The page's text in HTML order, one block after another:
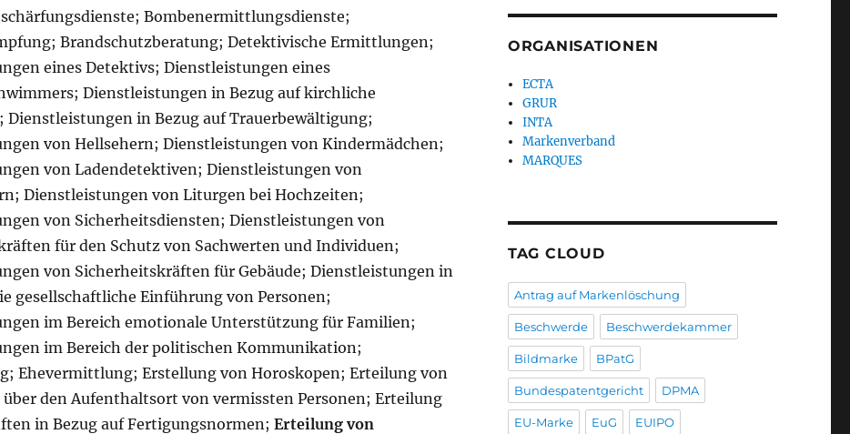
Bombenermittlungsdienste;
Brandschutzberatung; Detektivische Ermittlungen;
eines Detektivs; Dienstleistungen eines
Dienstleistungen in Bezug auf kirchliche
Dienstleistungen in Bezug auf Trauerbewältigung;
von Hellsehern; Dienstleistungen von Kindermädchen;
von Ladendetektiven; Dienstleistungen von
Dienstleistungen von Liturgen bei Hochzeiten;
von Sicherheitsdiensten; Dienstleistungen von
für den Schutz von Sachwerten und Individuen;
von Sicherheitskräften für Gebäude; Dienstleistungen in
gesellschaftliche Einführung von Personen;
im Bereich emotionale Unterstützung für Familien;
im Bereich der politischen Kommunikation;
Ehevermittlung; Erstellung von Horoskopen; Erteilung von
den Aufenthaltsort von vermissten Personen; Erteilung
in Bezug auf Fertigungsnormen; Erteilung von
ORGANISATIONEN
ECTA
GRUR
INTA
Markenverband
MARQUES
TAG CLOUD
Antrag auf Markenlöschung
Beschwerde Beschwerdekammer
Bildmarke BPatG
Bundespatentgericht DPMA
EU-Marke EuG EUIPO